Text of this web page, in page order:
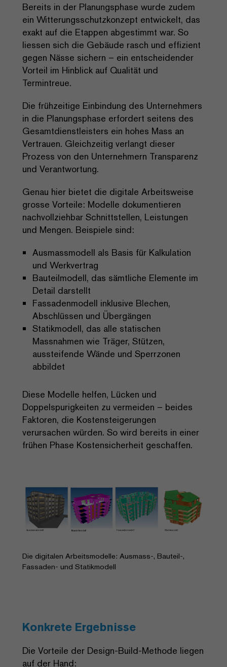
Bereits in der Planungsphase wurde zudem
ein Witterungsschutzkonzept entwickelt, das
exakt auf die Etappen abgestimmt war. So
liessen sich die Gebäude rasch und effizient
gegen Nässe sichern – ein entscheidender
Vorteil im Hinblick auf Qualität und
Termintreue.
Die frühzeitige Einbindung des Unternehmers
in die Planungsphase erfordert seitens des
Gesamtdienstleisters ein hohes Mass an
Vertrauen. Gleichzeitig verlangt dieser
Prozess von den Unternehmern Transparenz
und Verantwortung.
Genau hier bietet die digitale Arbeitsweise
grosse Vorteile: Modelle dokumentieren
nachvollziehbar Schnittstellen, Leistungen
und Mengen. Beispiele sind:
Ausmassmodell als Basis für Kalkulation
und Werkvertrag
Bauteilmodell, das sämtliche Elemente im
Detail darstellt
Fassadenmodell inklusive Blechen,
Abschlüssen und Übergängen
Statikmodell, das alle statischen
Massnahmen wie Träger, Stützen,
aussteifende Wände und Sperrzonen
abbildet
Diese Modelle helfen, Lücken und
Doppelspurigkeiten zu vermeiden – beides
Faktoren, die Kostensteigerungen
verursachen würden. So wird bereits in einer
frühen Phase Kostensicherheit geschaffen.
Die digitalen Arbeitsmodelle: Ausmass-, Bauteil-,
Fassaden- und Statikmodell
Konkrete Ergebnisse
Die Vorteile der Design-Build-Methode liegen
auf der Hand: